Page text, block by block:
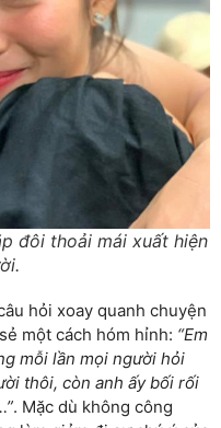
đôi thoải mái xuất hiện
hỏi xoay quanh chuyện
một cách hóm hỉnh: “Em
mỗi lần mọi người hỏi
thôi, còn anh ấy bối rối
. Mặc dù không công